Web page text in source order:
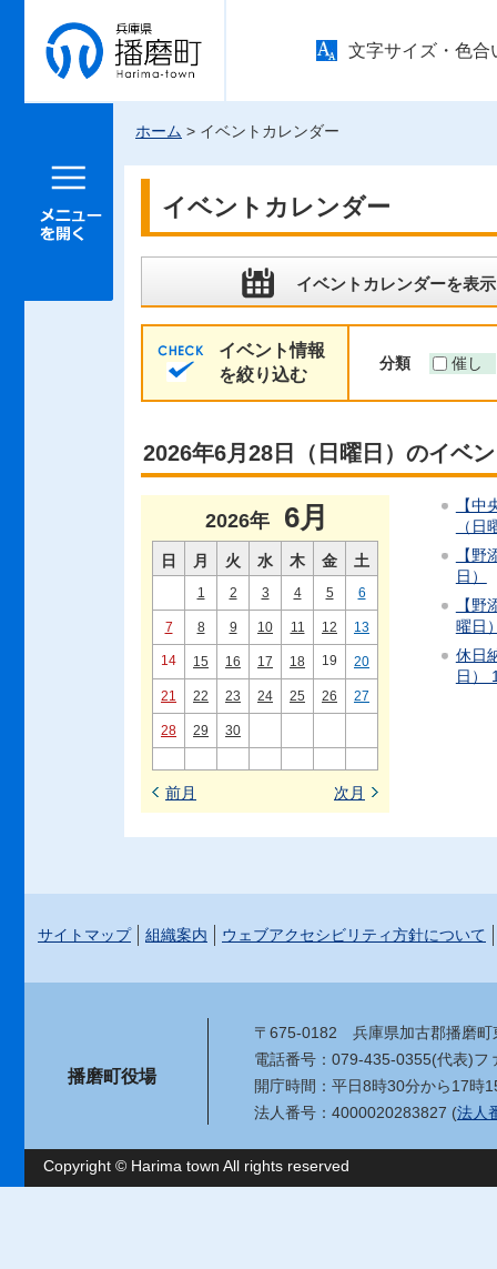
兵庫県 播
磨町
文字サイズ・色合
メニュー
ホーム > イベントカレンダー
イベントカレンダー
イベントカレンダーを表示
イベント情報
を絞り込む
分類 催し
2026年6月28日（日曜日）のイベ
2026年 6月
日 月 火 水 木 金 土
1 2 3 4 5 6
7 8 9 10 11 12 13
14 15 16 17 18 19 20
21 22 23 24 25 26 27
28 29 30
前月 次月
【
（日
【
日）
【
曜日
休日
日）
サイトマップ 組織案内 ウェブアクセシビリティ方針について
播磨町役場
〒675-0182 兵庫県加古郡播磨
電話番号：079-435-0355(代表)フ
開庁時間：平日8時30分から17時
法人番号：4000020283827 (法人
Copyright © Harima town All rights reserved